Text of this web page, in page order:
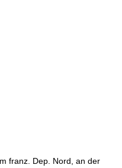
franz. Dep. Nord, an der